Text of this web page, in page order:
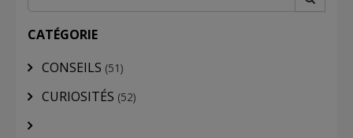
CATÉGORIE
CONSEILS (51)
CURIOSITÉS (52)